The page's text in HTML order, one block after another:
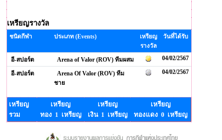
เหรียญรางวัล
ชนิดกีฬา ประเภท (Events)
เหรียญ
รางวัล
วันที่ได้รับ
อี-สปอร์ต Arena of Valor (ROV) ทีมผสม 04/02/2567
อี-สปอร์ต
Arena Of Valor (ROV) ทีม
ชาย
04/02/2567
เหรียญ
รวม
เหรียญ
ทอง 1 เหรียญ
เหรียญ
เงิน 1 เหรียญ
เหรียญ
ทองแดง 0 เหรียญ